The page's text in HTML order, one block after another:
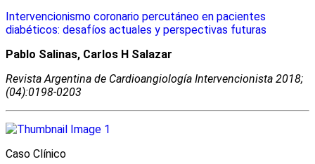
Intervencionismo coronario percutáneo en pacientes
diabéticos: desafíos actuales y perspectivas futuras
Pablo Salinas, Carlos H Salazar
Revista Argentina de Cardioangiologí­a Intervencionista 2018;
(04):0198-0203
Caso Clínico